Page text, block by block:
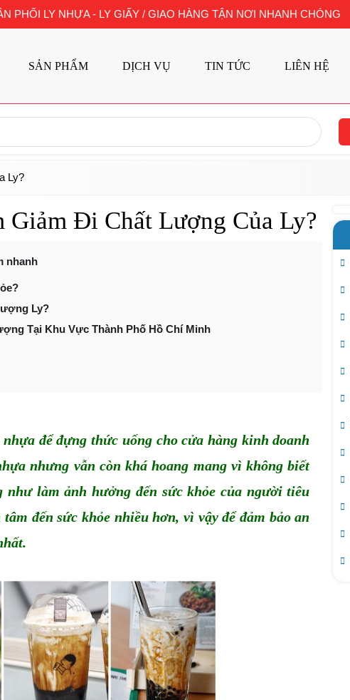
PHỐI LY NHỰA - LY GIẤY / GIAO HÀNG TẬN NƠI NHANH CHÓNG
SẢN PHẨM DỊCH VỤ TIN TỨC LIÊN HỆ
Ly?
Đi Chất Lượng Của Ly?
nhanh
Ly?
Tại Khu Vực Thành Phố Hồ Chí Minh
để đựng thức uống cho cửa hàng kinh doanh
nhưng vẫn còn khá hoang mang vì không biết
làm ảnh hưởng đến sức khỏe của người tiêu
đến sức khỏe nhiều hơn, vì vậy để đảm bảo an